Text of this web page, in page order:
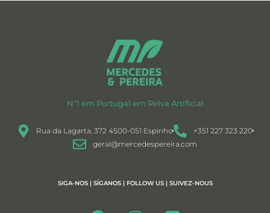
Nº1 em Portugal em Relva Artificial
Rua da Lagarta, 372 4500-051 Espinho
+351 227 323 220
geral@mercedespereira.com
SIGA-NOS | SÍGANOS | FOLLOW US | SUIVEZ-NOUS